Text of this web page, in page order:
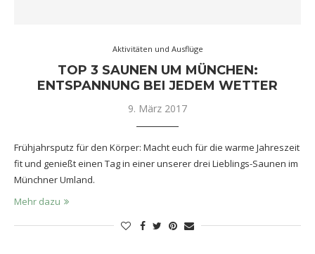
Aktivitäten und Ausflüge
TOP 3 SAUNEN UM MÜNCHEN:
ENTSPANNUNG BEI JEDEM WETTER
9. März 2017
Frühjahrsputz für den Körper: Macht euch für die warme Jahreszeit
fit und genießt einen Tag in einer unserer drei Lieblings-Saunen im
Münchner Umland.
Mehr dazu